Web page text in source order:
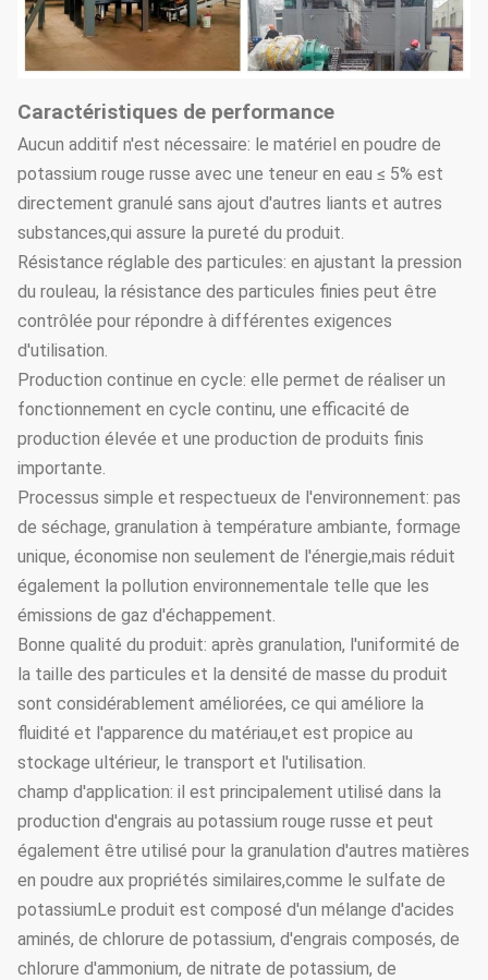
Caractéristiques de performance
Aucun additif n'est nécessaire: le matériel en poudre de
potassium rouge russe avec une teneur en eau ≤ 5% est
directement granulé sans ajout d'autres liants et autres
substances,qui assure la pureté du produit.
Résistance réglable des particules: en ajustant la pression
du rouleau, la résistance des particules finies peut être
contrôlée pour répondre à différentes exigences
d'utilisation.
Production continue en cycle: elle permet de réaliser un
fonctionnement en cycle continu, une efficacité de
production élevée et une production de produits finis
importante.
Processus simple et respectueux de l'environnement: pas
de séchage, granulation à température ambiante, formage
unique, économise non seulement de l'énergie,mais réduit
également la pollution environnementale telle que les
émissions de gaz d'échappement.
Bonne qualité du produit: après granulation, l'uniformité de
la taille des particules et la densité de masse du produit
sont considérablement améliorées, ce qui améliore la
fluidité et l'apparence du matériau,et est propice au
stockage ultérieur, le transport et l'utilisation.
champ d'application: il est principalement utilisé dans la
production d'engrais au potassium rouge russe et peut
également être utilisé pour la granulation d'autres matières
en poudre aux propriétés similaires,comme le sulfate de
potassiumLe produit est composé d'un mélange d'acides
aminés, de chlorure de potassium, d'engrais composés, de
chlorure d'ammonium, de nitrate de potassium, de